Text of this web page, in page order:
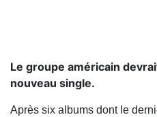
Le groupe américain
nouveau single.
Après six albums dont le